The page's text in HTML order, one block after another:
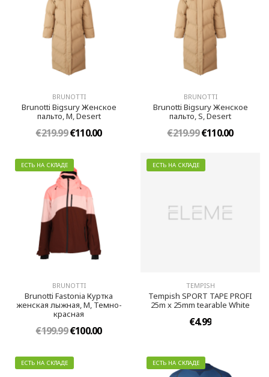
BRUNOTTI
Brunotti Bigsury Женское
пальто, M, Desert
€219.99€110.00
BRUNOTTI
Brunotti Bigsury Женское
пальто, S, Desert
€219.99€110.00
ЕСТЬ НА СКЛАДЕ
BRUNOTTI
Brunotti Fastonia Куртка
женская лыжная, M, Темно-
красная
€199.99€100.00
ЕСТЬ НА СКЛАДЕ
TEMPISH
Tempish SPORT TAPE PROFI
25m x 25mm tearable White
€4.99
ЕСТЬ НА СКЛАДЕ ЕСТЬ НА СКЛАДЕ